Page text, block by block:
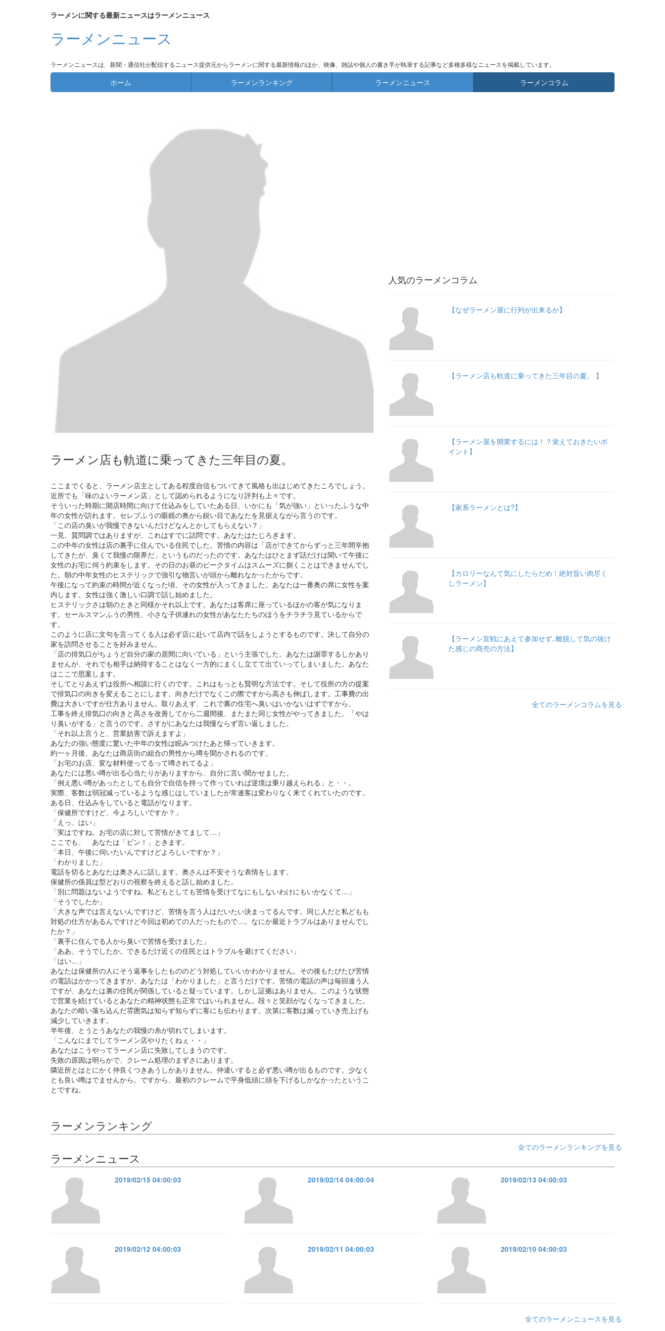
ラーメンに関する最新ニュースはラーメンニュース
ラーメンニュース
ラーメンニュースは、新聞・通信社が配信するニュース提供元からラーメンに関する最新情報のほか、映像、雑誌や個人の書き手が執筆する記事など多種多様なニュースを掲載しています。
ホーム ラーメンランキング ラーメンニュース ラーメンコラム
ラーメン店も軌道に乗ってきた三年目の夏。
ここまでくると、ラーメン店主としてある程度自信もついてきて風格も出はじめてきたころでしょう。
近所でも「味のよいラーメン店」として認められるようになり評判も上々です。
そういった時期に開店時間に向けて仕込みをしていたある日、いかにも「気が強い」といったふうな中
年の女性が訪れます。セレブふうの眼鏡の奥から鋭い目であなたを見据えながら言うのです。
「この店の臭いが我慢できないんだけどなんとかしてもらえない？」
一見、質問調ではありますが、これはすでに詰問です。あなたはたじろぎます。
この中年の女性は店の裏手に住んでいる住民でした。苦情の内容は「店ができてからずっと三年間辛抱
してきたが、臭くて我慢の限界だ」というものだったのです。あなたはひとまず話だけは聞いて午後に
女性のお宅に伺う約束をします。その日のお昼のピークタイムはスムーズに捌くことはできませんでし
た。朝の中年女性のヒステリックで強引な物言いが頭から離れなかったからです。
午後になって約束の時間が近くなった頃、その女性が入ってきました。あなたは一番奥の席に女性を案
内します。女性は強く激しい口調で話し始めました。
ヒステリックさは朝のときと同様かそれ以上です。あなたは客席に座っているほかの客が気になりま
す。セールスマンふうの男性、小さな子供連れの女性があなたたちのほうをチラチラ見ているからで
す。
このように店に文句を言ってくる人は必ず店に赴いて店内で話をしようとするものです。決して自分の
家を訪問させることを好みません。
「店の排気口がちょうど自分の家の居間に向いている」という主張でした。あなたは謝罪するしかあり
ませんが、それでも相手は納得することはなく一方的にまくし立てて出ていってしまいました。あなた
はここで思案します。
そしてとりあえずは役所へ相談に行くのです。これはもっとも賢明な方法です。そして役所の方の提案
で排気口の向きを変えることにします。向きだけでなくこの際ですから高さも伸ばします。工事費の出
費は大きいですが仕方ありません。取りあえず、これで裏の住宅へ臭いはいかないはずですから。
工事を終え排気口の向きと高さを改善してから二週間後、またまた同じ女性がやってきました。「やは
り臭いがする」と言うのです。さすがにあなたは我慢ならず言い返しました。
「それ以上言うと、営業妨害で訴えますよ」
あなたの強い態度に驚いた中年の女性は睨みつけたあと帰っていきます。
約一ヶ月後、あなたは商店街の組合の男性から噂を聞かされるのです。
「お宅のお店、変な材料使ってるって噂されてるよ」
あなたには悪い噂が出る心当たりがありますから、自分に言い聞かせました。
「例え悪い噂があったとしても自分で自信を持って作っていれば逆境は乗り越えられる」と・・。
実際、客数は弱冠減っているような感じはしていましたが常連客は変わりなく来てくれていたのです。
ある日、仕込みをしていると電話がなります。
「保健所ですけど、今よろしいですか？」
「えっ、はい」
「実はですね。お宅の店に対して苦情がきてまして…」
ここでも、 あなたは「ピン！」ときます。
「本日、午後に伺いたいんですけどよろしいですか？」
「わかりました」
電話を切るとあなたは奥さんに話します。奥さんは不安そうな表情をします。
保健所の係員は型どおりの視察を終えると話し始めました。
「別に問題はないようですね。私どもとしても苦情を受けてなにもしないわけにもいかなくて…」
「そうでしたか」
「大きな声では言えないんですけど、苦情を言う人はだいたい決まってるんです。同じ人だと私どもも
対処の仕方があるんですけど今回は初めての人だったもので…。なにか最近トラブルはありませんでし
たか？」
「裏手に住んでる人から臭いで苦情を受けました」
「ああ、そうでしたか。できるだけ近くの住民とはトラブルを避けてください」
「はい…」
あなたは保健所の人にそう返事をしたもののどう対処していいかわかりません。その後もたびたび苦情
の電話はかかってきますが、あなたは「わかりました」と言うだけです。苦情の電話の声は毎回違う人
ですが、あなたは裏の住民が関係していると疑っています。しかし証拠はありません。このような状態
で営業を続けているとあなたの精神状態も正常ではいられません。段々と笑顔がなくなってきました。
あなたの暗い落ち込んだ雰囲気は知らず知らずに客にも伝わります。次第に客数は減っていき売上げも
減少していきます。
半年後、とうとうあなたの我慢の糸が切れてしまいます。
「こんなにまでしてラーメン店やりたくねぇ・・」
あなたはこうやってラーメン店に失敗してしまうのです。
失敗の原因は明らかで、クレーム処理のまずさにあります。
隣近所とはとにかく仲良くつきあうしかありません。仲違いすると必ず悪い噂が出るものです。少なく
とも良い噂はでませんから。ですから、最初のクレームで平身低頭に頭を下げるしかなかったというこ
とですね。
人気のラーメンコラム
【なぜラーメン屋に行列が出来るか】
【ラーメン店も軌道に乗ってきた三年目の夏。 】
【ラーメン屋を開業するには！？覚えておきたいポ
イント】
【家系ラーメンとは?】
【カロリーなんて気にしたらだめ！絶対旨い肉尽く
しラーメン】
【ラーメン宣戦にあえて参加せず､離脱して気の抜け
た感じの商売の方法】
全てのラーメンコラムを見る
ラーメンランキング
全てのラーメンランキングを見る
ラーメンニュース
2019/02/15 04:00:03 2019/02/14 04:00:04 2019/02/13 04:00:03
2019/02/12 04:00:03 2019/02/11 04:00:03 2019/02/10 04:00:03
全てのラーメンニュースを見る